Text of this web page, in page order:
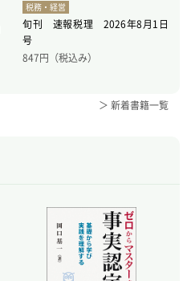
税務・経営
旬刊 速報税理 2026年8月1日
号
847円（税込み）
＞ 新着書籍一覧